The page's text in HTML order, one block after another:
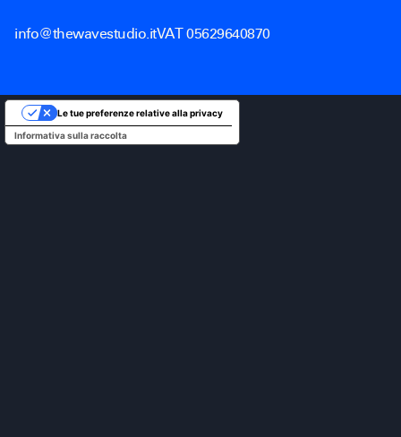
info@thewavestudio.itVAT 05629640870
Informativa sulla raccolta
Le tue preferenze relative alla privacy